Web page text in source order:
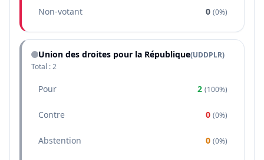
Non-votant 0 (0%)
Union des droites pour la République(UDDPLR)
Total :2
Pour 2 (100%)
Contre 0 (0%)
Abstention 0 (0%)